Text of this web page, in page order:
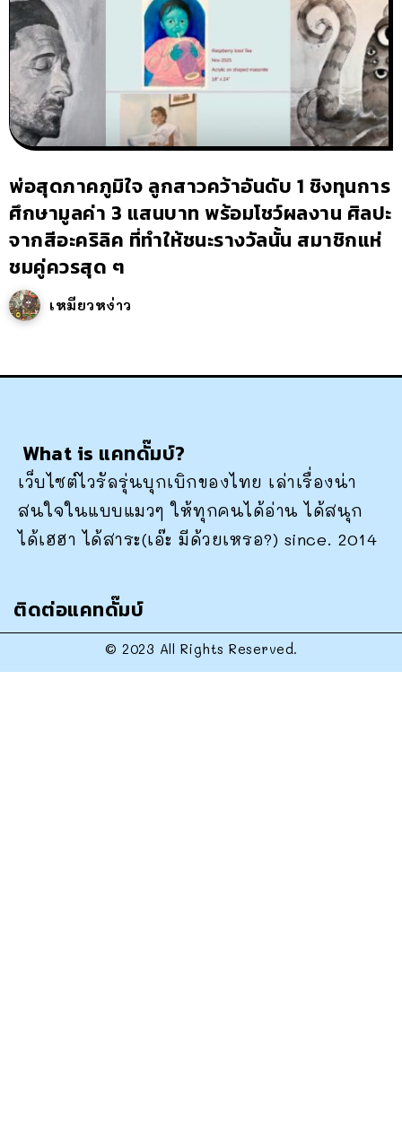
พ่อสุดภาคภูมิใจ ลูกสาวคว้าอันดับ 1 ชิงทุนการ
ศึกษามูลค่า 3 แสนบาท พร้อมโชว์ผลงาน ศิลปะ
จากสีอะคริลิค ที่ทำให้ชนะรางวัลนั้น สมาชิกแห่
ชมคู่ควรสุด ๆ
เหมียวหง่าว
What is แคทดั๊มบ์?
เว็บไซต์ไวรัลรุ่นบุกเบิกของไทย เล่าเรื่องน่า
สนใจในแบบแมวๆ ให้ทุกคนได้อ่าน ได้สนุก
ได้เฮฮา ได้สาระ(เอ๊ะ มีด้วยเหรอ?) since. 2014
ติดต่อแคทดั๊มบ์
© 2023 All Rights Reserved.